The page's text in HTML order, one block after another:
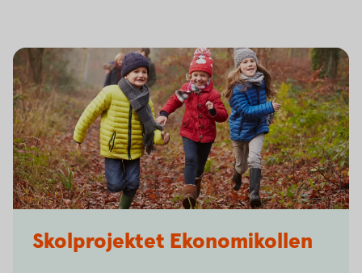
Skolprojektet Ekonomikollen